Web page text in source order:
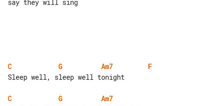
say they will sing
C G Am7
F
Sleep well, sleep well tonight
C G
Am7